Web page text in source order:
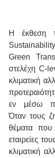
Η έκθεση
Green
στελέχη C-
κλιματική
εν μέσω
Όταν τους
θέματα που
εταιρείες
κλιματική